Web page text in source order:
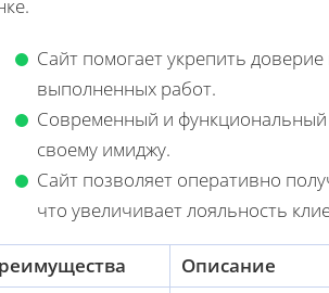
Сайт помогает укрепить
выполненных работ.
Современный и функциональный
своему имиджу.
Сайт позволяет оперативно
что увеличивает лояльность
Описание